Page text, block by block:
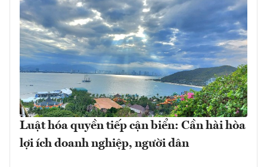
Luật hóa quyền tiếp cận biển: Cần hài hòa
lợi ích doanh nghiệp, người dân